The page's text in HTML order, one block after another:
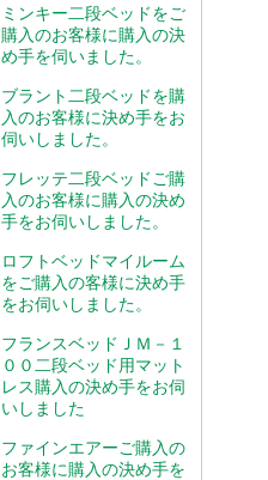
ミンキー二段ベッドをご
購入のお客様に購入の決
め手を伺いました。
ブラント二段ベッドを購
入のお客様に決め手をお
伺いしました。
フレッテ二段ベッドご購
入のお客様に購入の決め
手をお伺いしました。
ロフトベッドマイルーム
をご購入の客様に決め手
をお伺いしました。
フランスベッドＪＭ－１
００二段ベッド用マット
レス購入の決め手をお伺
いしました
ファインエアーご購入の
お客様に購入の決め手を